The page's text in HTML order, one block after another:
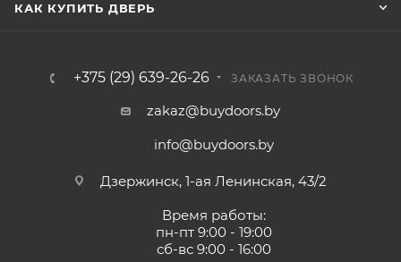
КАК КУПИТЬ ДВЕРЬ
+375 (29) 639-26-26 ЗАКАЗАТЬ ЗВОНОК
zakaz@buydoors.by
info@buydoors.by
Дзержинск, 1-ая Ленинская, 43/2
Время работы:
пн-пт 9:00 - 19:00
сб-вс 9:00 - 16:00